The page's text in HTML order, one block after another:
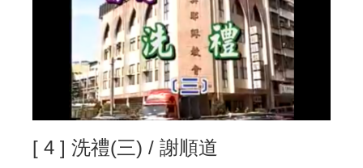
[ 4 ] 洗禮(三) / 謝順道